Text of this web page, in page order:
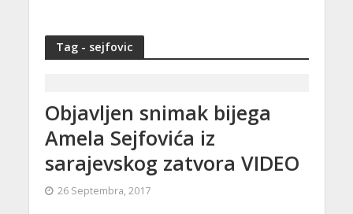
Tag - sejfovic
Objavljen snimak bijega
Amela Sejfovića iz
sarajevskog zatvora VIDEO
26 Septembra, 2017